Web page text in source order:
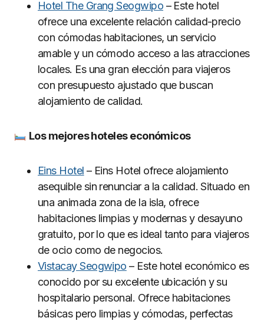
Hotel The Grang Seogwipo – Este hotel
ofrece una excelente relación calidad-precio
con cómodas habitaciones, un servicio
amable y un cómodo acceso a las atracciones
locales. Es una gran elección para viajeros
con presupuesto ajustado que buscan
alojamiento de calidad.
Los mejores hoteles económicos
Eins Hotel – Eins Hotel ofrece alojamiento
asequible sin renunciar a la calidad. Situado en
una animada zona de la isla, ofrece
habitaciones limpias y modernas y desayuno
gratuito, por lo que es ideal tanto para viajeros
de ocio como de negocios.
Vistacay Seogwipo – Este hotel económico es
conocido por su excelente ubicación y su
hospitalario personal. Ofrece habitaciones
básicas pero limpias y cómodas, perfectas